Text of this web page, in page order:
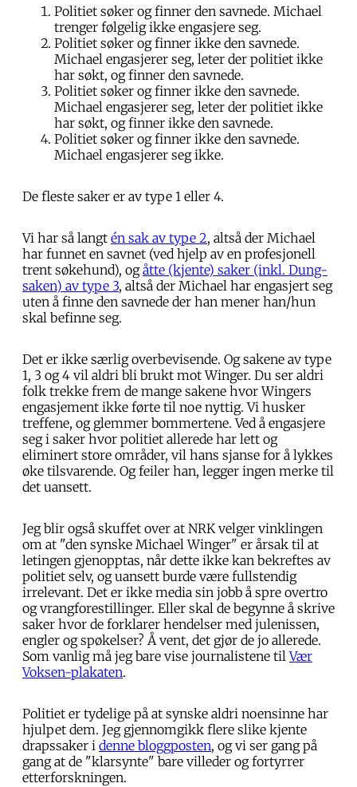
Politiet søker og finner den savnede. Michael
trenger følgelig ikke engasjere seg.
Politiet søker og finner ikke den savnede.
Michael engasjerer seg, leter der politiet ikke
har søkt, og finner den savnede.
Politiet søker og finner ikke den savnede.
Michael engasjerer seg, leter der politiet ikke
har søkt, og finner ikke den savnede.
Politiet søker og finner ikke den savnede.
Michael engasjerer seg ikke.
De fleste saker er av type 1 eller 4.
Vi har så langt én sak av type 2, altså der Michael
har funnet en savnet (ved hjelp av en profesjonell
trent søkehund), ogåtte (kjente) saker (inkl. Dung-
saken) av type 3, altså der Michael har engasjert seg
uten å finne den savnede der han mener han/hun
skal befinne seg.
Det er ikke særlig overbevisende. Og sakene av type
1, 3 og 4 vil aldri bli brukt mot Winger. Du ser aldri
folk trekke frem de mange sakene hvor Wingers
engasjement ikke førte til noe nyttig. Vi husker
treffene, og glemmer bommertene. Ved å engasjere
seg i saker hvor politiet allerede har lett og
eliminert store områder, vil hans sjanse for å lykkes
øke tilsvarende. Og feiler han, legger ingen merke til
det uansett.
Jeg blir også skuffet over at NRK velger vinklingen
om at "den synske Michael Winger" er årsak til at
letingen gjenopptas, når dette ikke kan bekreftes av
politiet selv, og uansett burde være fullstendig
irrelevant. Det er ikke media sin jobb å spre overtro
og vrangforestillinger. Eller skal de begynne å skrive
saker hvor de forklarer hendelser med julenissen,
engler og spøkelser? Å vent, det gjør de jo allerede.
Som vanlig må jeg bare vise journalistene tilVær
Voksen-plakaten.
Politiet er tydelige på at synske aldri noensinne har
hjulpet dem. Jeg gjennomgikk flere slike kjente
drapssaker i denne bloggposten, og vi ser gang på
gang at de "klarsynte" bare villeder og fortyrrer
etterforskningen.